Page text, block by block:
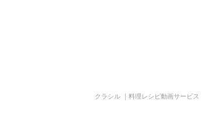
クラシル ｜料理レシピ動画サービス